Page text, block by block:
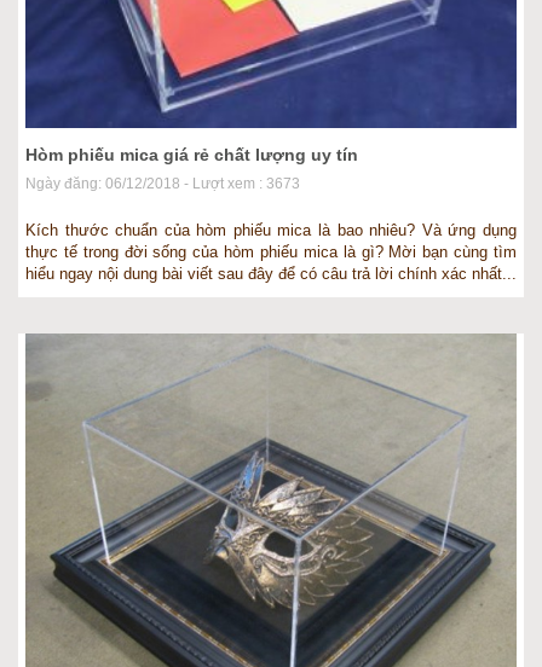
Hòm phiếu mica giá rẻ chất lượng uy tín
Ngày đăng: 06/12/2018 - Lượt xem : 3673
Kích thước chuẩn của hòm phiếu mica là bao nhiêu? Và ứng dụng
thực tế trong đời sống của hòm phiếu mica là gì? Mời bạn cùng tìm
hiểu ngay nội dung bài viết sau đây để có câu trả lời chính xác nhất...